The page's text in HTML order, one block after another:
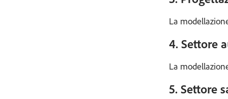
La
4. Settore
La
5. Settore